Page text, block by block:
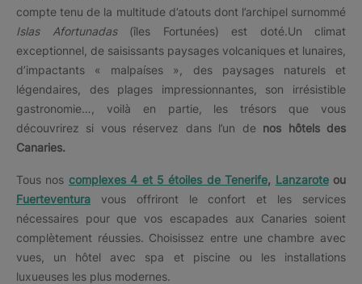
compte tenu de la multitude d’atouts dont l’archipel surnommé
Islas Afortunadas(îles Fortunées) est doté.Un climat
exceptionnel, de saisissants paysages volcaniques et lunaires,
d’impactants « malpaíses », des paysages naturels et
légendaires, des plages impressionnantes, son irrésistible
gastronomie…, voilà en partie, les trésors que vous
découvrirez si vous réservez dans l’un de nos hôtels des
Canaries.
Tous nos complexes 4 et 5 étoiles de Tenerife, Lanzaroteou
Fuerteventura vous offriront le confort et les services
nécessaires pour que vos escapades aux Canaries soient
complètement réussies. Choisissez entre une chambre avec
vues, un hôtel avec spa et piscine ou les installations
luxueuses les plus modernes.